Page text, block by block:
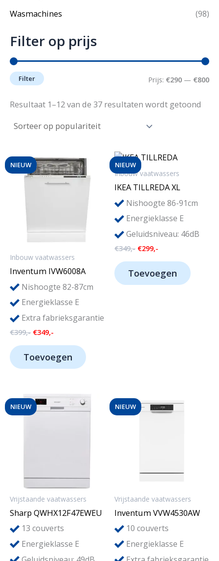
Wasmachines
(98)
Filter op prijs
MM
Filter Prijs: €290 — €800
Resultaat 1–12 van de 37 resultaten wordt getoond
NIEUW
Inbouw vaatwassers
Inventum IVW6008A
Nishoogte 82-87cm
Energieklasse E
Extra fabrieksgarantie
€399,- Oorspronkelijke
€399,-.
€349,-
€349,-.
Toevoegen
NIEUW
Inbouw vaatwassers
IKEA TILLREDA XL
Nishoogte 86-91cm
Energieklasse E
Geluidsniveau: 46dB
€349,- Oorspronkelijke
€349,-.
€299,-
€299,-.
Toevoegen
NIEUW
Vrijstaande vaatwassers
Sharp QWHX12F47EWEU
13 couverts
Energieklasse E
NIEUW
Vrijstaande vaatwassers
Inventum VVW4530AW
10 couverts
Energieklasse E